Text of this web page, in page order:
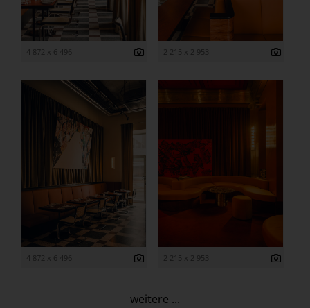
4 872 x 6 496 2 215 x 2 953
4 872 x 6 496 2 215 x 2 953
weitere ...